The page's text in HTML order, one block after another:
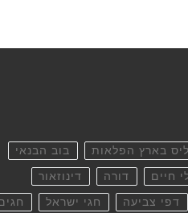
בארץ הפלאות בוב הבנאי
חיים דורה דינוזאור
דפי צביעה חגי ישראל